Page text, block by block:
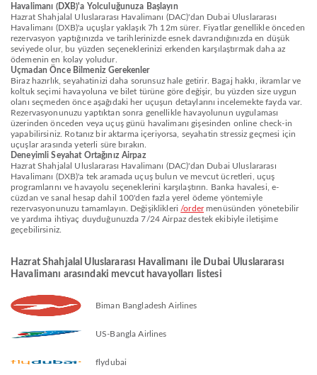
Havalimanı (DXB)'a Yolculuğunuza Başlayın
Hazrat Shahjalal Uluslararası Havalimanı (DAC)'dan Dubai Uluslararası
Havalimanı (DXB)'a uçuşlar yaklaşık 7h 12m sürer. Fiyatlar genellikle önceden
rezervasyon yaptığınızda ve tarihlerinizde esnek davrandığınızda en düşük
seviyede olur, bu yüzden seçeneklerinizi erkenden karşılaştırmak daha az
ödemenin en kolay yoludur.
Uçmadan Önce Bilmeniz Gerekenler
Biraz hazırlık, seyahatinizi daha sorunsuz hale getirir. Bagaj hakkı, ikramlar ve
koltuk seçimi havayoluna ve bilet türüne göre değişir, bu yüzden size uygun
olanı seçmeden önce aşağıdaki her uçuşun detaylarını incelemekte fayda var.
Rezervasyonunuzu yaptıktan sonra genellikle havayolunun uygulaması
üzerinden önceden veya uçuş günü havalimanı gişesinden online check-in
yapabilirsiniz. Rotanız bir aktarma içeriyorsa, seyahatin stressiz geçmesi için
uçuşlar arasında yeterli süre bırakın.
Deneyimli Seyahat Ortağınız Airpaz
Hazrat Shahjalal Uluslararası Havalimanı (DAC)'dan Dubai Uluslararası
Havalimanı (DXB)'a tek aramada uçuş bulun ve mevcut ücretleri, uçuş
programlarını ve havayolu seçeneklerini karşılaştırın. Banka havalesi, e-
cüzdan ve sanal hesap dahil 100'den fazla yerel ödeme yöntemiyle
rezervasyonunuzu tamamlayın. Değişiklikleri /ordermenüsünden yönetebilir
ve yardıma ihtiyaç duyduğunuzda 7/24 Airpaz destek ekibiyle iletişime
geçebilirsiniz.
Hazrat Shahjalal Uluslararası Havalimanı ile Dubai Uluslararası
Havalimanı arasındaki mevcut havayolları listesi
Biman Bangladesh Airlines
US-Bangla Airlines
flydubai